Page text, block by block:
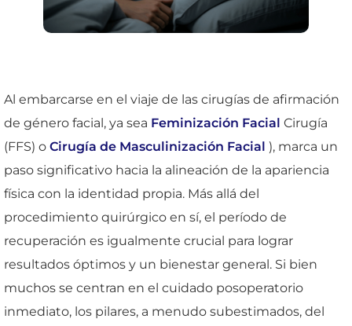
Al embarcarse en el viaje de las cirugías de afirmación
de género facial, ya sea Feminización Facial Cirugía
(FFS) o Cirugía de Masculinización Facial ), marca un
paso significativo hacia la alineación de la apariencia
física con la identidad propia. Más allá del
procedimiento quirúrgico en sí, el período de
recuperación es igualmente crucial para lograr
resultados óptimos y un bienestar general. Si bien
muchos se centran en el cuidado posoperatorio
inmediato, los pilares, a menudo subestimados, del